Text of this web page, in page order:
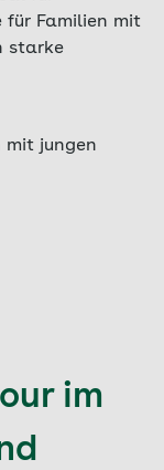
für Familien mit
starke
mit jungen
im